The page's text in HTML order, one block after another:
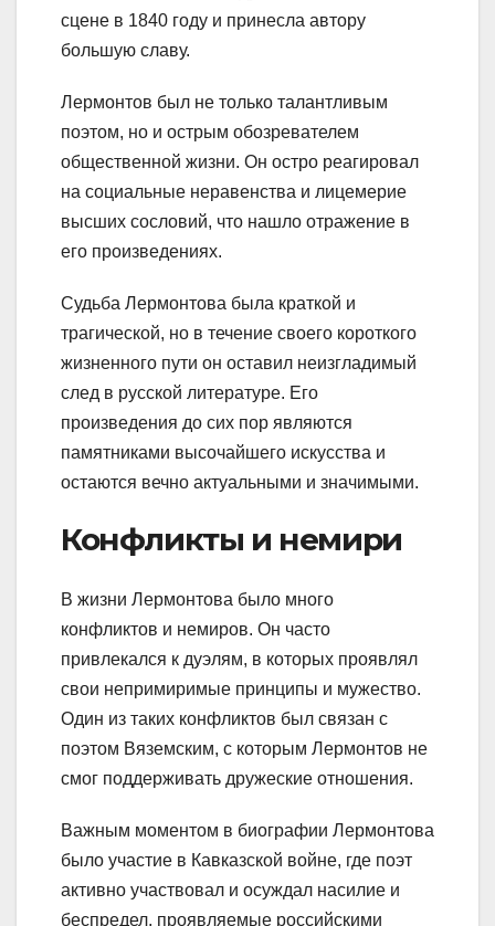
сцене в 1840 году и принесла автору
большую славу.
Лермонтов был не только талантливым
поэтом, но и острым обозревателем
общественной жизни. Он остро реагировал
на социальные неравенства и лицемерие
высших сословий, что нашло отражение в
его произведениях.
Судьба Лермонтова была краткой и
трагической, но в течение своего короткого
жизненного пути он оставил неизгладимый
след в русской литературе. Его
произведения до сих пор являются
памятниками высочайшего искусства и
остаются вечно актуальными и значимыми.
Конфликты и немири
В жизни Лермонтова было много
конфликтов и немиров. Он часто
привлекался к дуэлям, в которых проявлял
свои непримиримые принципы и мужество.
Один из таких конфликтов был связан с
поэтом Вяземским, с которым Лермонтов не
смог поддерживать дружеские отношения.
Важным моментом в биографии Лермонтова
было участие в Кавказской войне, где поэт
активно участвовал и осуждал насилие и
беспредел, проявляемые российскими